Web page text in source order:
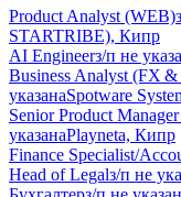
Product Analyst (WEB)
STARTRIBE), Кипр
AI Engineerз/п не
Business Analyst (FX
указанаSpotware
Senior Product
указанаPlayneta, Кипр
Finance Specialist/
Head of Legalз/п не